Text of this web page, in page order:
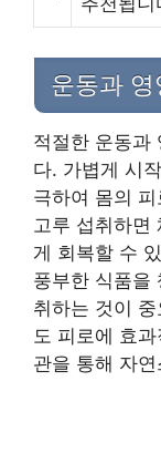
운동과
적절한 운동과
다. 가볍게 시
극하여 몸의
고루 섭취하면
게 회복할 수
풍부한 식품을
취하는 것이
도 피로에 효
관을 통해 자